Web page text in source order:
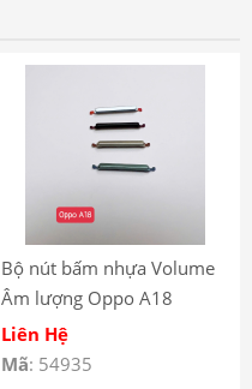
Bộ nút bấm nhựa Volume
Âm lượng Oppo A18
Liên Hệ
Mã: 54935